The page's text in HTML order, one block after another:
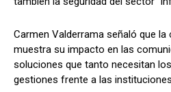
Carmen Valderrama señaló que
muestra su impacto en las
soluciones que tanto necesitan
gestiones frente a las